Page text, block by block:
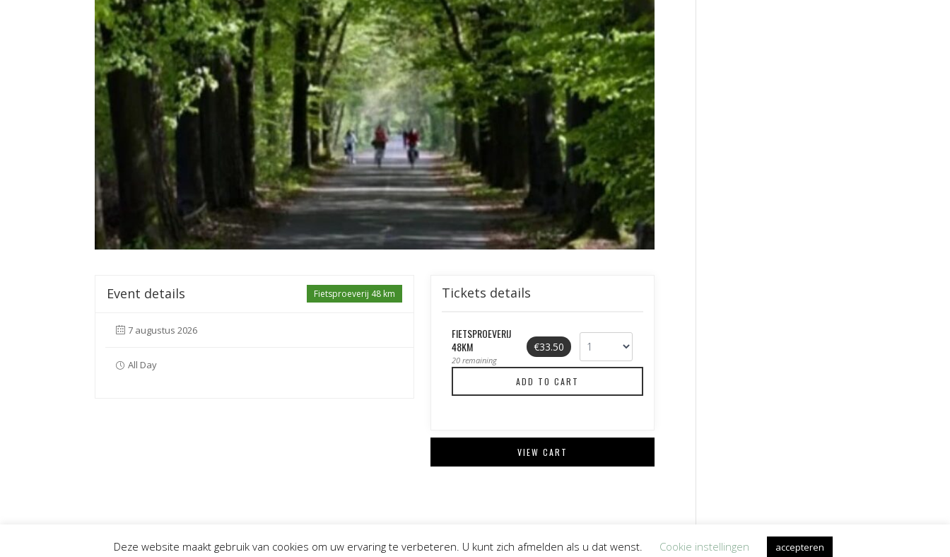
Fietsproeverij 48 km
Event details
7 augustus 2026
All Day
Tickets details
FIETSPROEVERIJ
48KM
20 remaining
€33.50
VIEW CART
© Oisterwijkse Fietsproeverij | Privacy|ZOIEZO grafisch werk
Deze website maakt gebruik van cookies om uw ervaring te verbeteren. U kunt zich afmelden als u dat wenst. Cookie instellingen accepteren